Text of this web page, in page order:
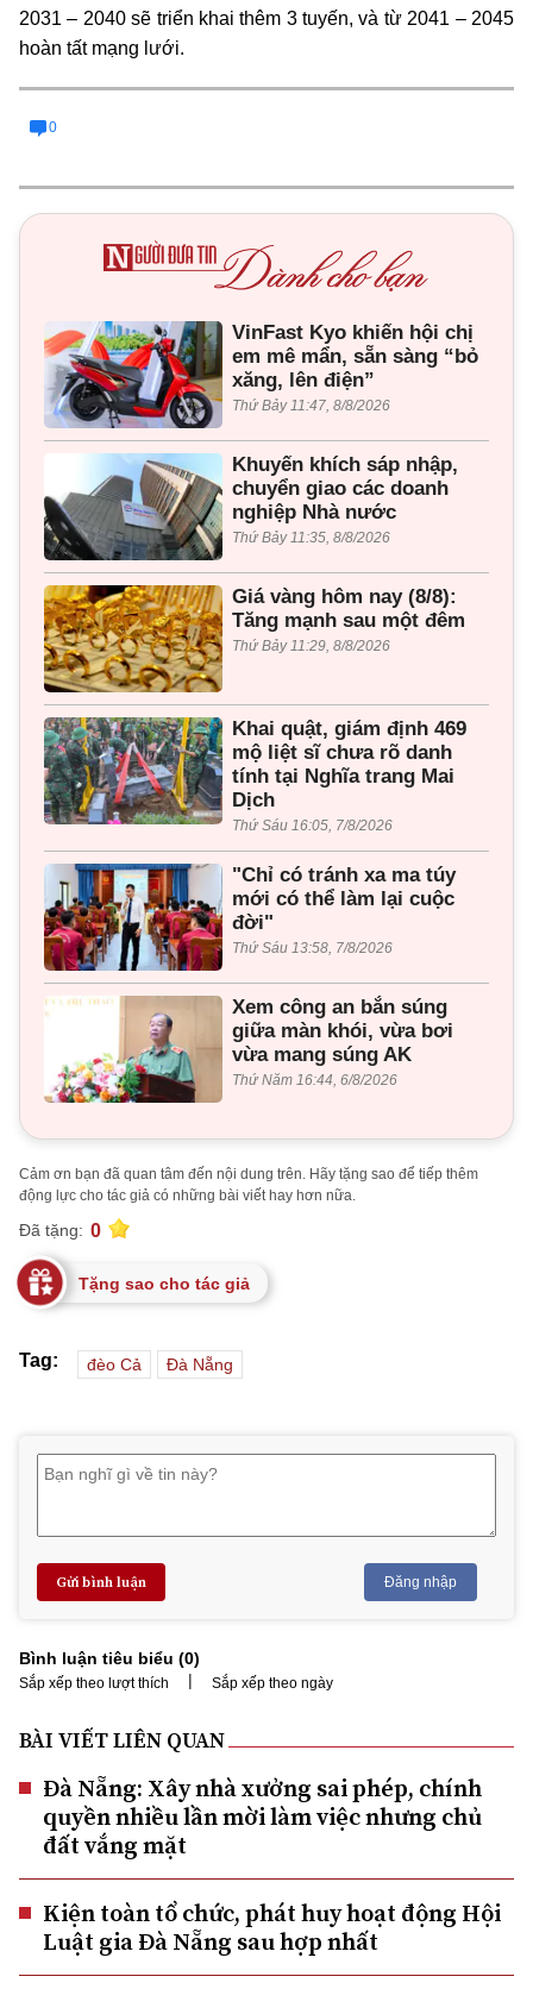
2031 – 2040 sẽ triển khai thêm 3 tuyến, và từ 2041 – 2045
hoàn tất mạng lưới.
0
VinFast Kyo khiến hội chị
em mê mẩn, sẵn sàng “bỏ
xăng, lên điện”
Thứ Bảy 11:47, 8/8/2026
Khuyến khích sáp nhập,
chuyển giao các doanh
nghiệp Nhà nước
Thứ Bảy 11:35, 8/8/2026
Giá vàng hôm nay (8/8):
Tăng mạnh sau một đêm
Thứ Bảy 11:29, 8/8/2026
Khai quật, giám định 469
mộ liệt sĩ chưa rõ danh
tính tại Nghĩa trang Mai
Dịch
Thứ Sáu 16:05, 7/8/2026
"Chỉ có tránh xa ma túy
mới có thể làm lại cuộc
đời"
Thứ Sáu 13:58, 7/8/2026
Xem công an bắn súng
giữa màn khói, vừa bơi
vừa mang súng AK
Thứ Năm 16:44, 6/8/2026
Cảm ơn bạn đã quan tâm đến nội dung trên. Hãy tặng sao để tiếp thêm
động lực cho tác giả có những bài viết hay hơn nữa.
Đã tặng: 0
Tặng sao cho tác giả
Tag: đèo Cả Đà Nẵng
Gửi bình luận Đăng nhập
Bình luận tiêu biểu (0)
Sắp xếp theo lượt thích | Sắp xếp theo ngày
BÀI VIẾT LIÊN QUAN
Đà Nẵng: Xây nhà xưởng sai phép, chính
quyền nhiều lần mời làm việc nhưng chủ
đất vắng mặt
Kiện toàn tổ chức, phát huy hoạt động Hội
Luật gia Đà Nẵng sau hợp nhất